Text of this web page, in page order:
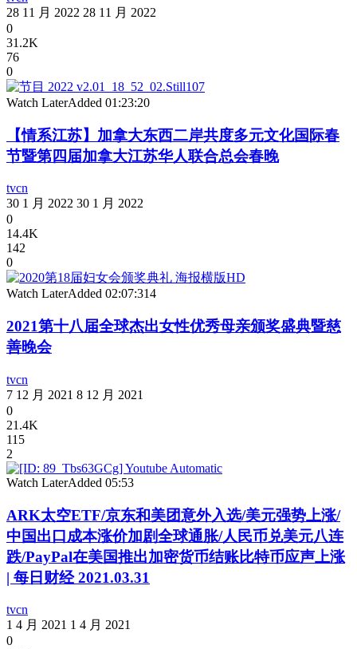
28 11 月 2022 28 11 月 2022
0
31.2K
76
0
Watch LaterAdded 01:23:20
【情系江苏】加拿大东西二岸共度多元文化国际春
节暨第四届加拿大江苏华人联合总会春晚
tvcn
30 1 月 2022 30 1 月 2022
0
14.4K
142
0
Watch LaterAdded 02:07:314
2021第十八届全球杰出女性优秀母亲颁奖盛典暨慈
善晚会
tvcn
7 12 月 2021 8 12 月 2021
0
21.4K
115
2
Watch LaterAdded 05:53
ARK太空ETF/京东和美团意外入选/美元强势上涨/
中国出口成本涨价加剧全球通胀/人民币兑美元八连
跌/PayPal在美国推出加密货币结账比特币应声上涨
| 每日财经 2021.03.31
tvcn
1 4 月 2021 1 4 月 2021
0